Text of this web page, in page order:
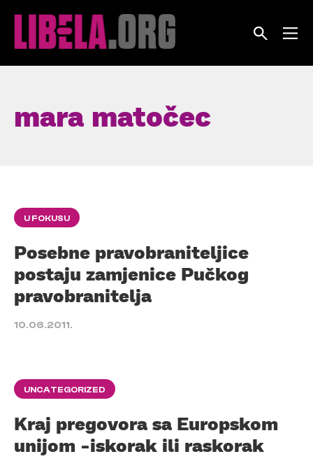
mara matočec
U FOKUSU
Posebne pravobraniteljice
postaju zamjenice Pučkog
pravobranitelja
10.06.2011.
UNCATEGORIZED
Kraj pregovora sa Europskom
unijom -iskorak ili raskorak